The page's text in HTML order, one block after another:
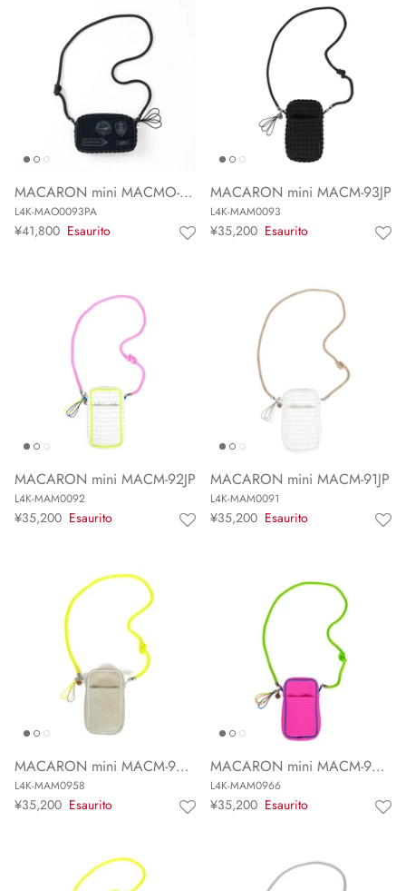
MACARON mini MACMO-93P
L4K-MAO0093PA
¥41,800 Esaurito
MACARON mini MACM-93JP
L4K-MAM0093
¥35,200 Esaurito
MACARON mini MACM-92JP
L4K-MAM0092
¥35,200 Esaurito
MACARON mini MACM-91JP
L4K-MAM0091
¥35,200 Esaurito
MACARON mini MACM-958JP
L4K-MAM0958
¥35,200 Esaurito
MACARON mini MACM-966JP
L4K-MAM0966
¥35,200 Esaurito